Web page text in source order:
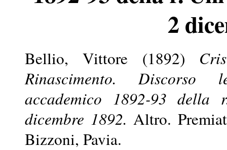
2
Bellio, Vittore (1892)
Rinascimento. Discorso
accademico 1892-93
dicembre 1892. Altro.
Bizzoni, Pavia.